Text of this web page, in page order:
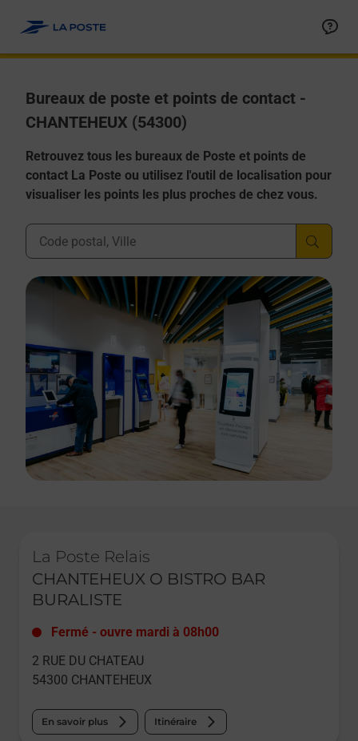
Bureaux de poste et points de contact -
CHANTEHEUX (54300)
Retrouvez tous les bureaux de Poste et points de
contact La Poste ou utilisez l'outil de localisation pour
visualiser les points les plus proches de chez vous.
Ville, Département, Code Postal
La Poste Relais
CHANTEHEUX O BISTRO BAR
BURALISTE
Fermé - ouvre mardi à 08h00
2 RUE DU CHATEAU
54300 CHANTEHEUX
En savoir plus Itinéraire